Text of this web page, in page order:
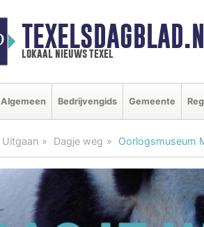
lokaal nieuws texel
Algemeen Bedrijvengids Gemeente
Uitgaan Dagje weg Oorlogsmuseum